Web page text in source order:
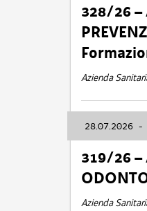
328/26 –
Azienda
28.07.2026 -
319/26 –
Azienda